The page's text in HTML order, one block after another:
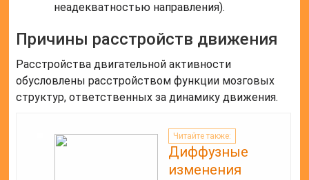
неадекватностью направления).
Причины расстройств движения
Расстройства двигательной активности
обусловлены расстройством функции мозговых
структур, ответственных за динамику движения.
Читайте также:
Диффузные
изменения